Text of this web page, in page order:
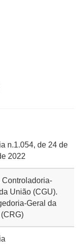
n.1.054, de 24 de
2022
Controladoria-
União (CGU).
Geral da